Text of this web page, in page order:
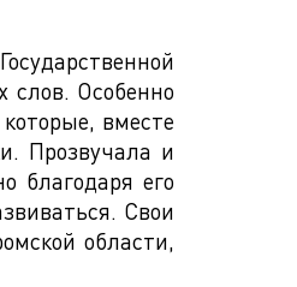
слов. Особенно
вместе
Прозвучала и
благодаря его
Свои
области,